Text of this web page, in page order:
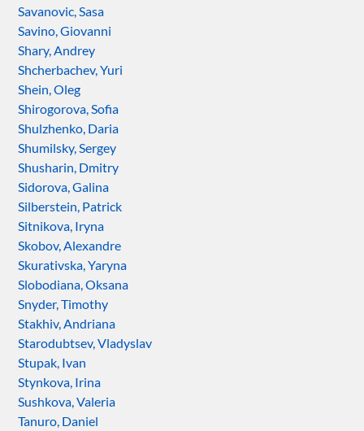
Savanovic, Sasa
Savino, Giovanni
Shary, Andrey
Shcherbachev, Yuri
Shein, Oleg
Shirogorova, Sofia
Shulzhenko, Daria
Shumilsky, Sergey
Shusharin, Dmitry
Sidorova, Galina
Silberstein, Patrick
Sitnikova, Iryna
Skobov, Alexandre
Skurativska, Yaryna
Slobodiana, Oksana
Snyder, Timothy
Stakhiv, Andriana
Starodubtsev, Vladyslav
Stupak, Ivan
Stynkova, Irina
Sushkova, Valeria
Tanuro, Daniel